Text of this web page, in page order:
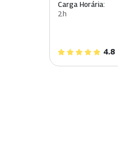
Carga Horária:
2h
4.8